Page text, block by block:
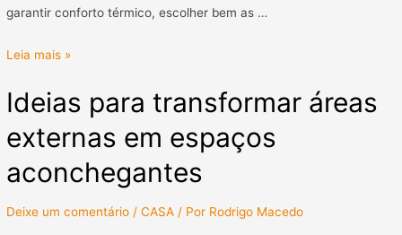
garantir conforto térmico, escolher bem as …
Leia mais »
Ideias para transformar áreas
externas em espaços
aconchegantes
Deixe um comentário /CASA / Por Rodrigo Macedo